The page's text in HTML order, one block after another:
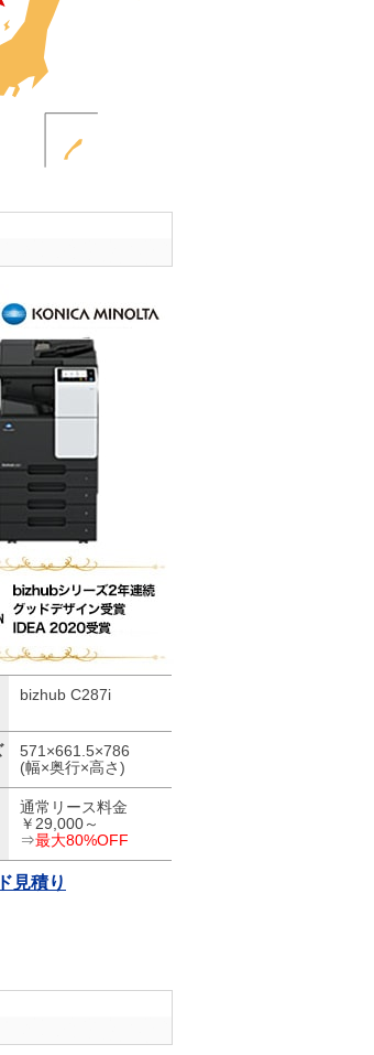
bizhub C287i
571×661.5×786
(幅×奥行×高さ)
通常リース料金
￥29,000～
⇒最大80%OFF
見積り